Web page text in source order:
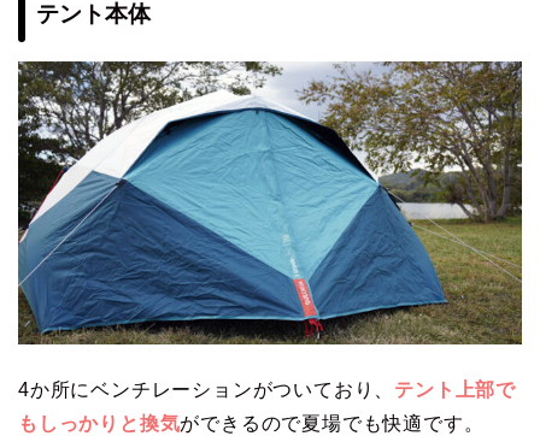
テント本体
4か所にベンチレーションがついており、 テント上部で
もしっかりと換気ができるので夏場でも快適です。